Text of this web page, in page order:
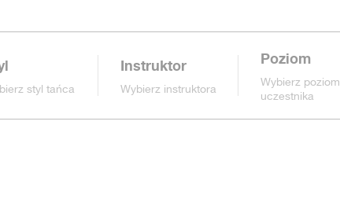
styl tańca
Instruktor
Wybierz instruktora
Poziom
Wybierz poziom
uczestnika